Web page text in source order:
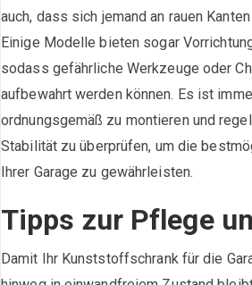
auch, dass sich jemand an rauen
Einige Modelle bieten sogar
sodass gefährliche Werkzeuge oder
aufbewahrt werden können. Es ist
ordnungsgemäß zu montieren und
Stabilität zu überprüfen, um die
Ihrer Garage zu gewährleisten.
Tipps zur Pflege
Damit Ihr Kunststoffschrank für die